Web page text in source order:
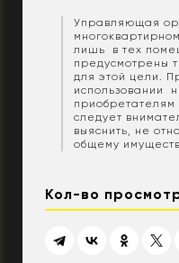
Управляющая
лишь в тех
предусмотрены
для этой цели.
использовании
следует
выяснить, не
общему
Кол-во